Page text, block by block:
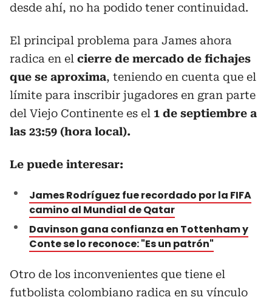
desde ahí, no ha podido tener continuidad.
El principal problema para James ahora
radica en el cierre de mercado de fichajes
que se aproxima, teniendo en cuenta que el
límite para inscribir jugadores en gran parte
del Viejo Continente es el 1 de septiembre a
las 23:59 (hora local).
Le puede interesar:
James Rodríguez fue recordado por la FIFA
camino al Mundial de Qatar
Davinson gana confianza en Tottenham y
Conte se lo reconoce: "Es un patrón"
Otro de los inconvenientes que tiene el
futbolista colombiano radica en su vínculo